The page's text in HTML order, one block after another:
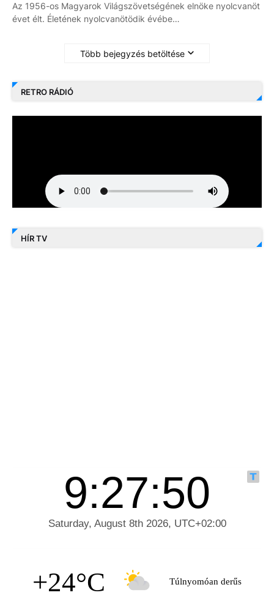
Az 1956-os Magyarok Világszövetségének elnöke nyolcvanöt
évet élt. Életének nyolcvanötödik évébe…
Több bejegyzés betöltése
RETRO RÁDIÓ
HÍR TV
+24°C Túlnyomóan derűs